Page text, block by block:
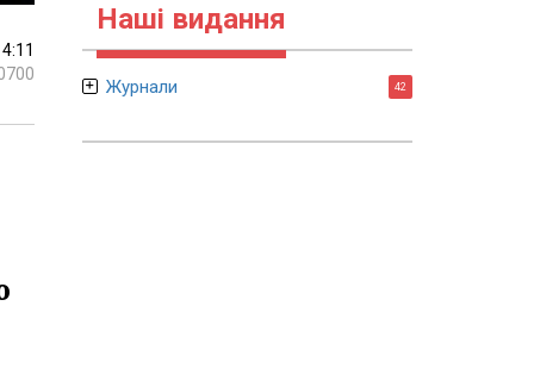
Наші видання
Журнали 42